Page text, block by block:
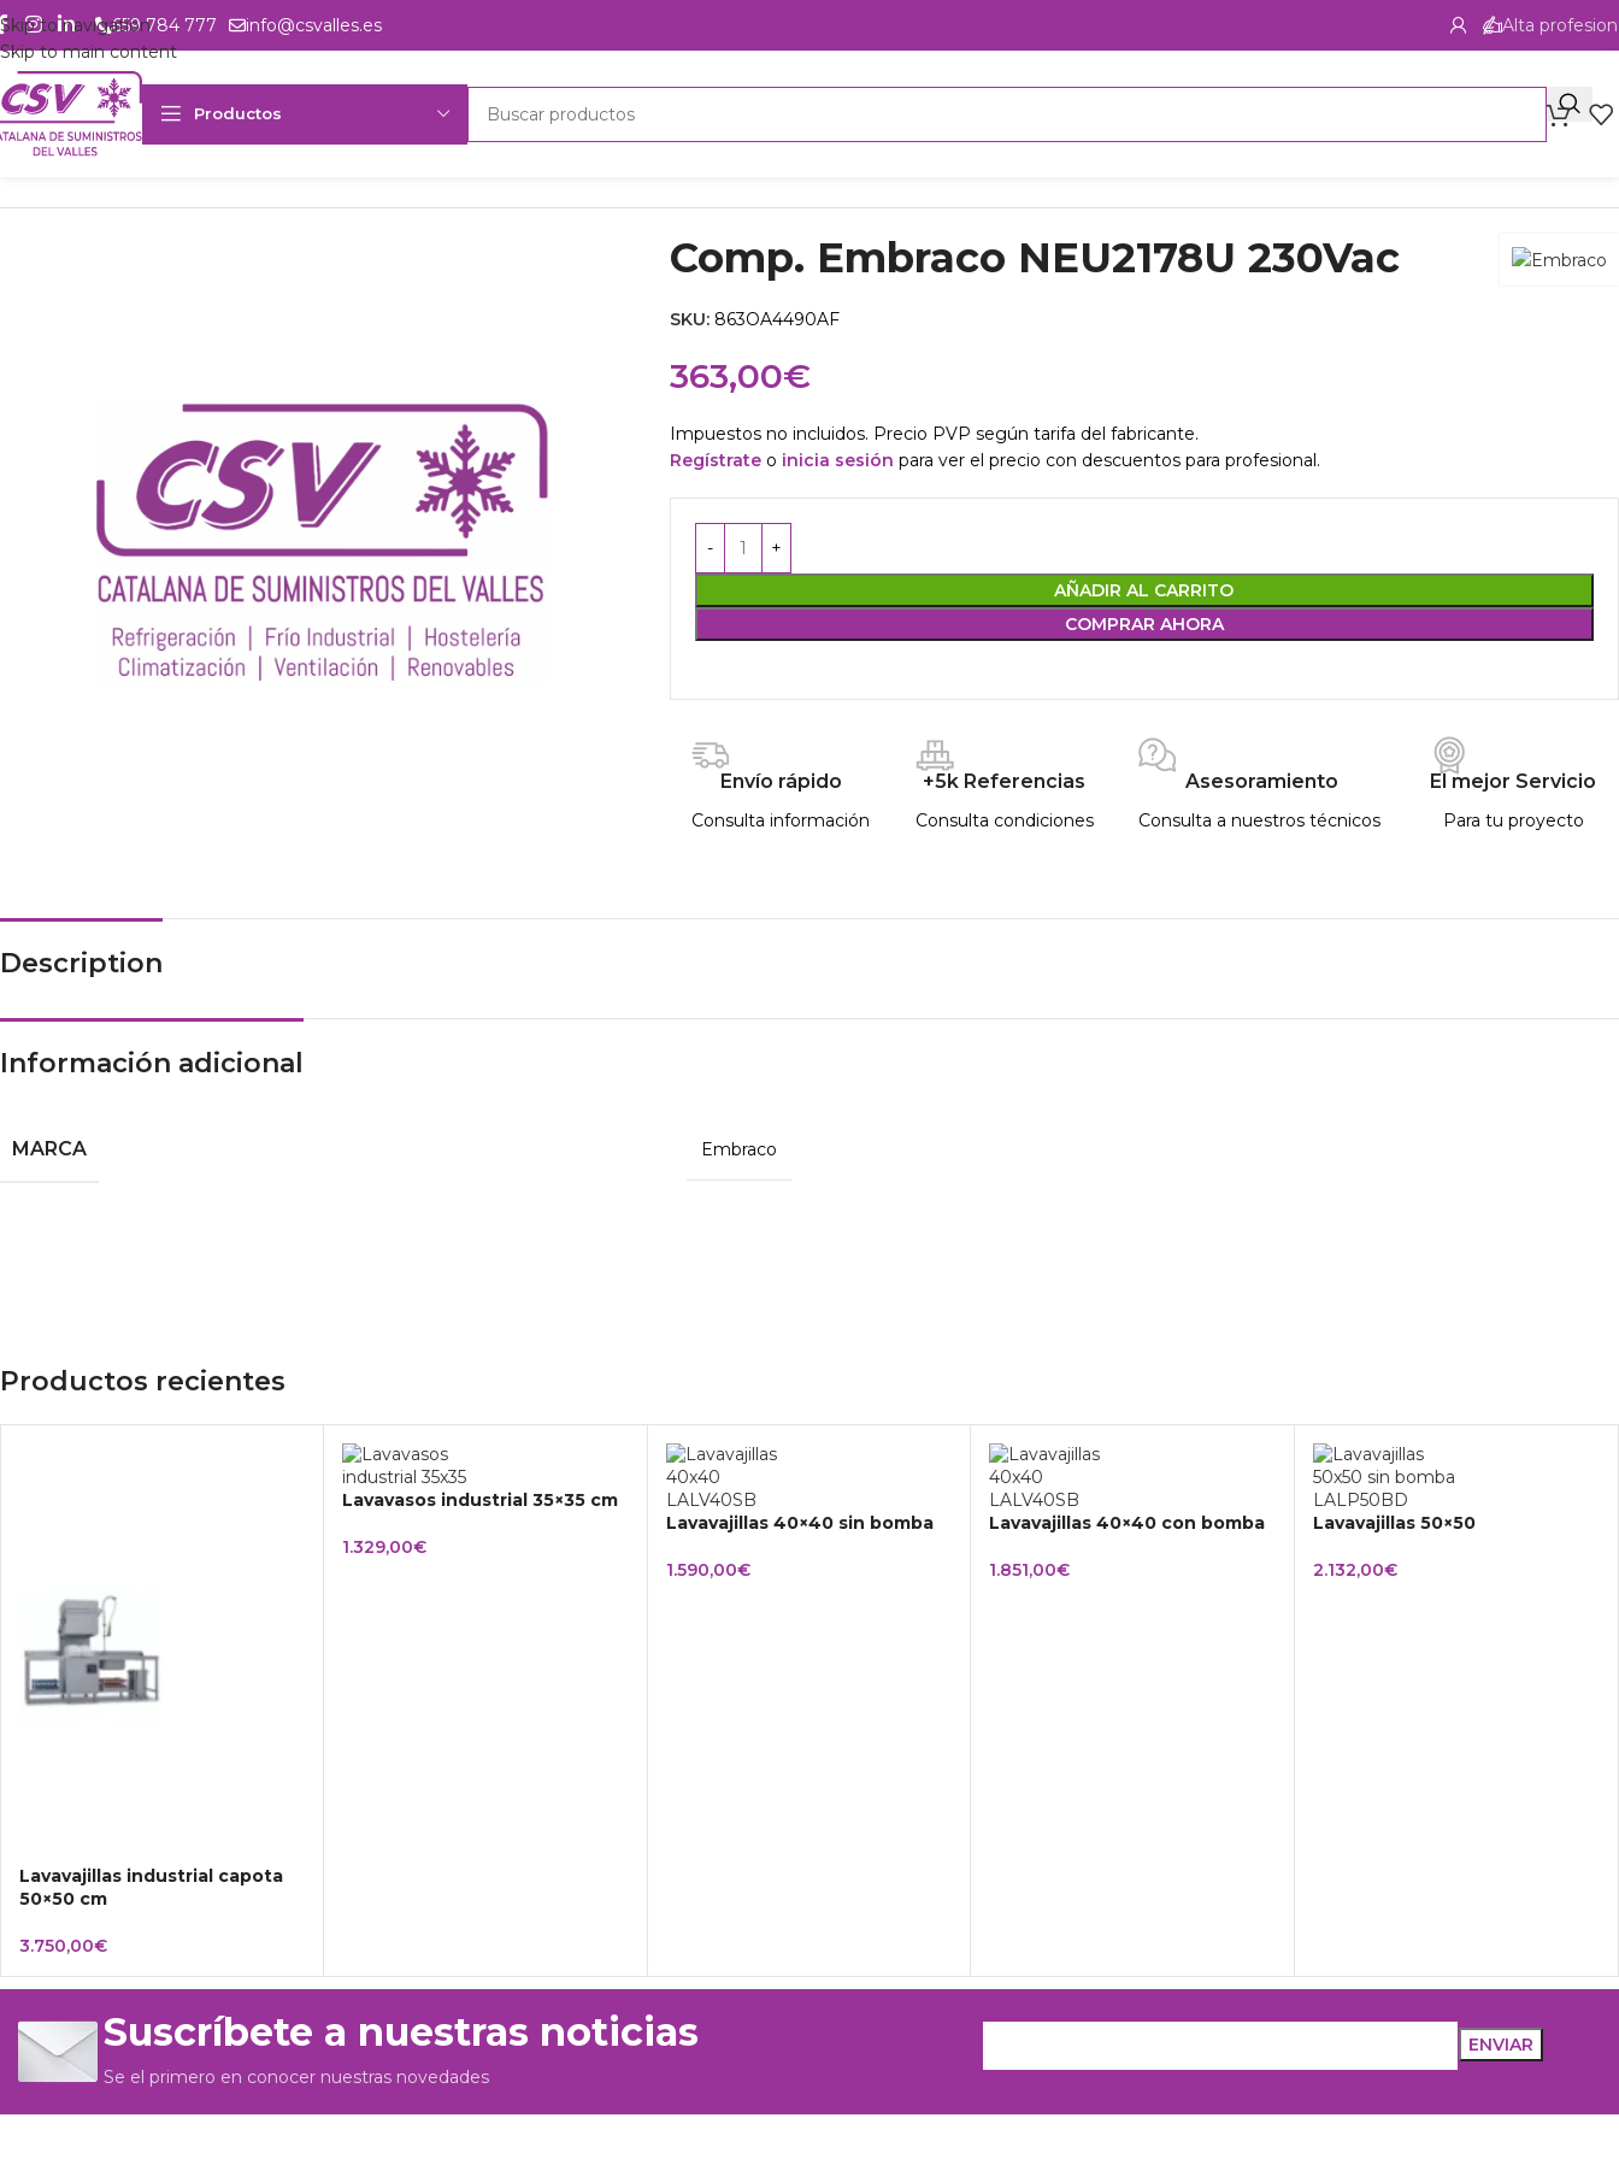
Skip to navigation
Skip to main content
659 784 777 info@csvalles.es Alta
Productos
Inicio Productos
Comp. Embraco NEU2178U 230Vac
SKU: 863OA4490AF
363,00€
Impuestos no incluidos. Precio PVP según tarifa del fabricante.
Regístrateo inicia sesión para ver el precio con descuentos para profesional.
AÑADIR AL CARRITO
COMPRAR AHORA
Envío rápido
Consulta información
+5k Referencias
Consulta condiciones
Asesoramiento
Consulta a nuestros técnicos
El mejor Servicio
Para tu proyecto
Description
Información adicional
MARCA Embraco
Productos recientes
Lavavajillas industrial capota
50×50 cm
3.750,00€
Lavavasos industrial 35×35 cm
1.329,00€
Lavavajillas 40×40 sin bomba
1.590,00€
Lavavajillas 40×40 con bomba
1.851,00€
Lavavajillas 50×50
2.132,00€
Suscríbete a nuestras noticias
Se el primero en conocer nuestras novedades